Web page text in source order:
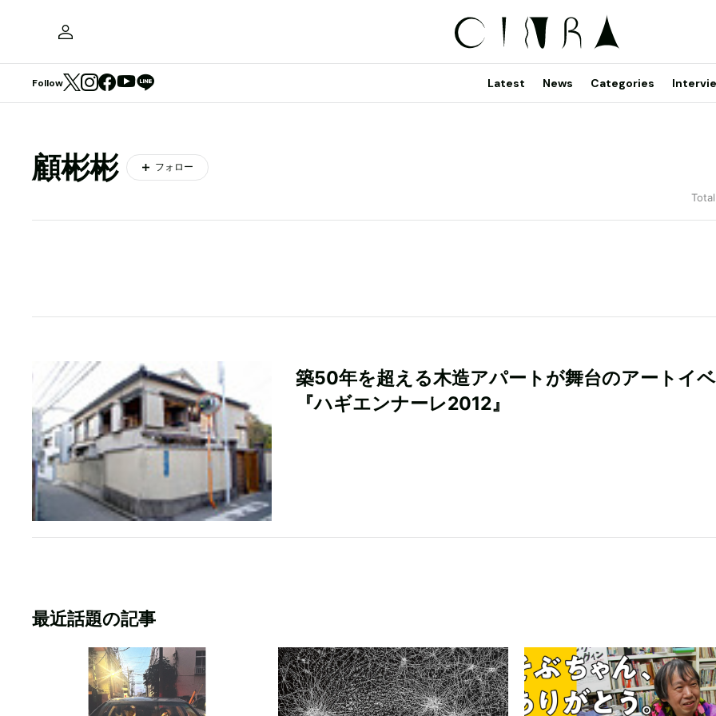
Follow Latest News Categories
顧彬彬 フォロー
築50年を超える木造アパートが舞台のアートイ
『ハギエンナーレ2012』
最近話題の記事